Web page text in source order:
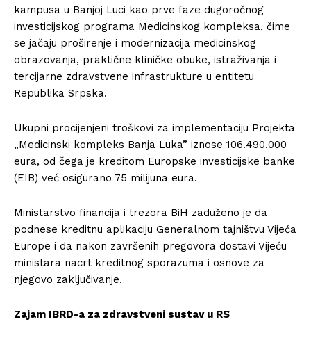
kampusa u Banjoj Luci kao prve faze dugoročnog
investicijskog programa Medicinskog kompleksa, čime
se jačaju proširenje i modernizacija medicinskog
obrazovanja, praktične kliničke obuke, istraživanja i
tercijarne zdravstvene infrastrukture u entitetu
Republika Srpska.
Ukupni procijenjeni troškovi za implementaciju Projekta
„Medicinski kompleks Banja Luka” iznose 106.490.000
eura, od čega je kreditom Europske investicijske banke
(EIB) već osigurano 75 milijuna eura.
Ministarstvo financija i trezora BiH zaduženo je da
podnese kreditnu aplikaciju Generalnom tajništvu Vijeća
Europe i da nakon završenih pregovora dostavi Vijeću
ministara nacrt kreditnog sporazuma i osnove za
njegovo zaključivanje.
Zajam IBRD-a za zdravstveni sustav u RS